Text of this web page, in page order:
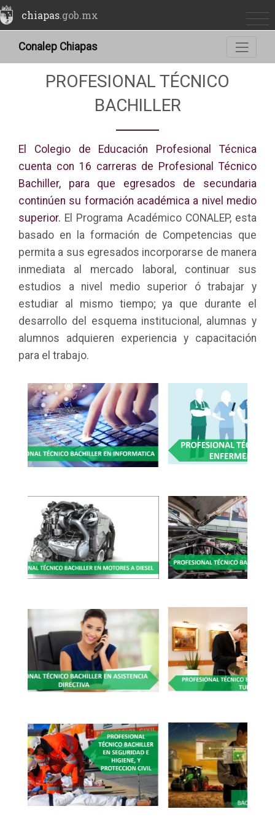
chiapas.gob.mx
Conalep Chiapas
PROFESIONAL TÉCNICO
BACHILLER
El Colegio de Educación Profesional Técnica
cuenta con 16 carreras de Profesional Técnico
Bachiller, para que egresados de secundaria
continúen su formación académica a nivel medio
superior. El Programa Académico CONALEP, esta
basado en la formación de Competencias que
permita a sus egresados incorporarse de manera
inmediata al mercado laboral, continuar sus
estudios a nivel medio superior ó trabajar y
estudiar al mismo tiempo; ya que durante el
desarrollo del esquema institucional, alumnas y
alumnos adquieren experiencia y capacitación
para el trabajo.